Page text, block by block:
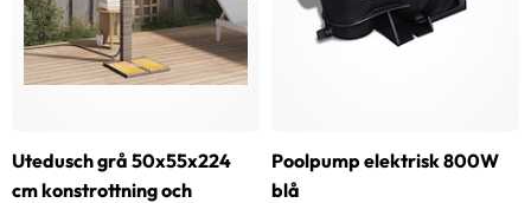
Utedusch grå 50x55x224
cm konstrottning och
Poolpump elektrisk 800W
blå